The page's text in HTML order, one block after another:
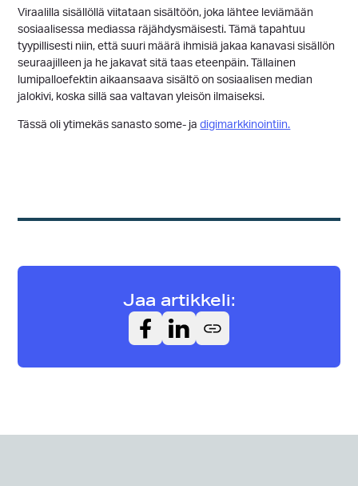
Viraalilla sisällöllä viitataan sisältöön, joka lähtee leviämään
sosiaalisessa mediassa räjähdysmäisesti. Tämä tapahtuu
tyypillisesti niin, että suuri määrä ihmisiä jakaa kanavasi sisällön
seuraajilleen ja he jakavat sitä taas eteenpäin. Tällainen
lumipalloefektin aikaansaava sisältö on sosiaalisen median
jalokivi, koska sillä saa valtavan yleisön ilmaiseksi.
Tässä oli ytimekäs sanasto some- jadigimarkkinointiin.
Jaa artikkeli: